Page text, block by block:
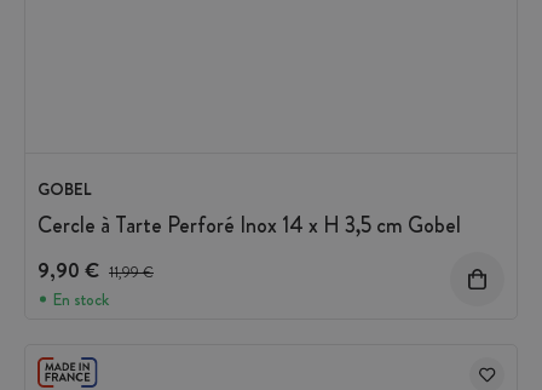
GOBEL
Cercle à Tarte Perforé Inox 14 x H 3,5 cm Gobel
9,90 € Prix avant réduction :
11,99 €
En stock